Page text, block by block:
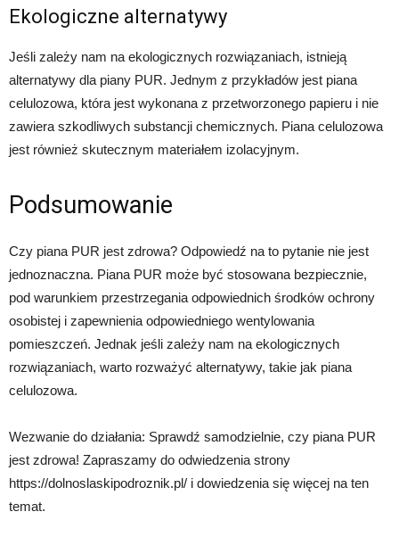
Ekologiczne alternatywy
Jeśli zależy nam na ekologicznych rozwiązaniach, istnieją
alternatywy dla piany PUR. Jednym z przykładów jest piana
celulozowa, która jest wykonana z przetworzonego papieru i nie
zawiera szkodliwych substancji chemicznych. Piana celulozowa
jest również skutecznym materiałem izolacyjnym.
Podsumowanie
Czy piana PUR jest zdrowa? Odpowiedź na to pytanie nie jest
jednoznaczna. Piana PUR może być stosowana bezpiecznie,
pod warunkiem przestrzegania odpowiednich środków ochrony
osobistej i zapewnienia odpowiedniego wentylowania
pomieszczeń. Jednak jeśli zależy nam na ekologicznych
rozwiązaniach, warto rozważyć alternatywy, takie jak piana
celulozowa.
Wezwanie do działania: Sprawdź samodzielnie, czy piana PUR
jest zdrowa! Zapraszamy do odwiedzenia strony
https://dolnoslaskipodroznik.pl/ i dowiedzenia się więcej na ten
temat.